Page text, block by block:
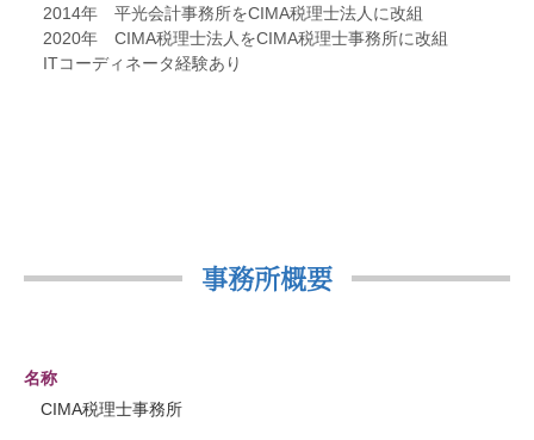
2014年 平光会計事務所をCIMA税理士法人に改組
2020年 CIMA税理士法人をCIMA税理士事務所に改組
ITコーディネータ経験あり
事務所概要
名称
CIMA税理士事務所